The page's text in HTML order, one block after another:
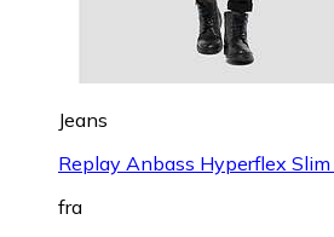
Jeans
Replay Anbass Hyperflex Slim
fra